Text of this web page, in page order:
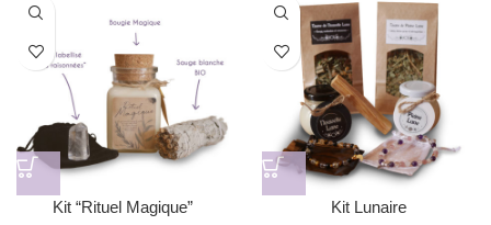
Kit “Rituel Magique” Kit Lunaire